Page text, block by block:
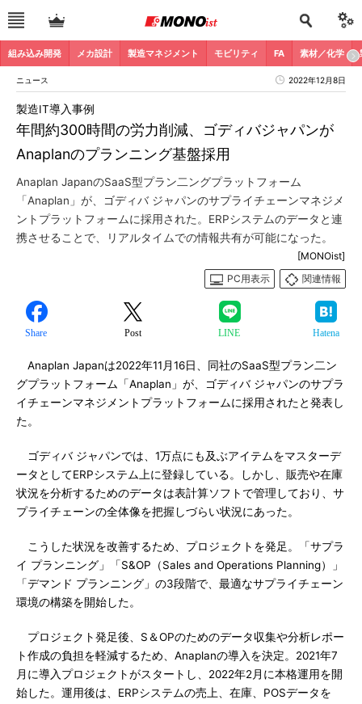
組み込み開発 メカ設計 製造マネジメント モビリティ FA 素材／化学
ニュース 2022年12月8日
年間約300時間の労力削減、ゴディバジャパンが
Anaplanのプランニング基盤採用
製造IT導入事例
Anaplan JapanのSaaS型プラン二ングプラットフォーム
「Anaplan」が、ゴディバ ジャパンのサプライチェーンマネジメ
ントプラットフォームに採用された。ERPシステムのデータと連
携させることで、リアルタイムでの情報共有が可能になった。
[MONOist]
PC用表示
関連情報
Share Post LINE Hatena
Anaplan Japanは2022年11月16日、同社のSaaS型プラン二ン
グプラットフォーム「Anaplan」が、ゴディバ ジャパンのサプラ
イチェーンマネジメントプラットフォームに採用されたと発表し
た。
ゴディバ ジャパンでは、1万点にも及ぶアイテムをマスターデ
ータとしてERPシステム上に登録している。しかし、販売や在庫
状況を分析するためのデータは表計算ソフトで管理しており、サ
プライチェーンの全体像を把握しづらい状況にあった。
こうした状況を改善するため、プロジェクトを発足。「サプラ
イ プランニング」「S&OP（Sales and Operations Planning）」
「デマンド プランニング」の3段階で、最適なサプライチェーン
環境の構築を開始した。
プロジェクト発足後、S＆OPのためのデータ収集や分析レポー
ト作成の負担を軽減するため、Anaplanの導入を決定。2021年7
月に導入プロジェクトがスタートし、2022年2月に本格運用を開
始した。運用後は、ERPシステムの売上、在庫、POSデータを